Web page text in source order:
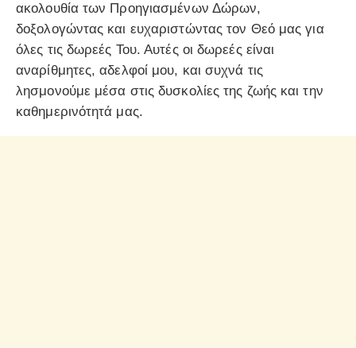
ακολουθία των Προηγιασμένων Δώρων,
δοξολογώντας και ευχαριστώντας τον Θεό μας για
όλες τις δωρεές Του. Αυτές οι δωρεές είναι
αναρίθμητες, αδελφοί μου, και συχνά τις
λησμονούμε μέσα στις δυσκολίες της ζωής και την
καθημερινότητά μας.